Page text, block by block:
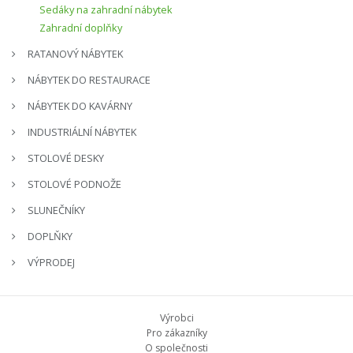
Sedáky na zahradní nábytek
Zahradní doplňky
RATANOVÝ NÁBYTEK
NÁBYTEK DO RESTAURACE
NÁBYTEK DO KAVÁRNY
INDUSTRIÁLNÍ NÁBYTEK
STOLOVÉ DESKY
STOLOVÉ PODNOŽE
SLUNEČNÍKY
DOPLŇKY
VÝPRODEJ
Výrobci
Pro zákazníky
O společnosti